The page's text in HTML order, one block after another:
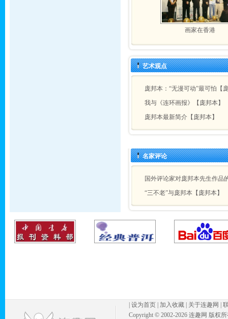
画家在香港
艺术观点
庞邦本：“无漫可动”最可怕【
我与《连环画报》【庞邦本】
庞邦本最新简介【庞邦本】
名家评论
国外评论家对庞邦本先生作品
“三不老”与庞邦本【庞邦本】
设为首页 加入收藏 关于连趣网
Copyright © 2002-2026 连趣网 版权